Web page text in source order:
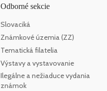
Odborné sekcie
Slovaciká
Známkové územia (ZZ)
Tematická filatelia
Výstavy a vystavovanie
Ilegálne a nežiaduce vydania
známok